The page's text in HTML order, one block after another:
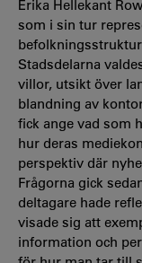
Erika Hellekant
som i sin tur
Stadsdelarna
villor, utsikt över
blandning av
fick ange vad som
hur deras
perspektiv där
Frågorna gick
deltagare hade
visade sig att
information och